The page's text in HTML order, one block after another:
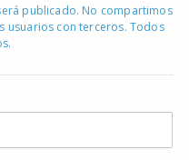
publicado. No compartimos
usuarios con terceros. Todos